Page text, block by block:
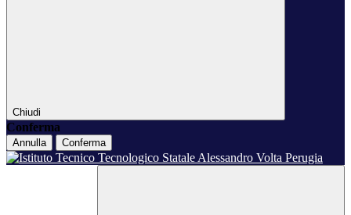
Chiudi
Conferma
Annulla Conferma